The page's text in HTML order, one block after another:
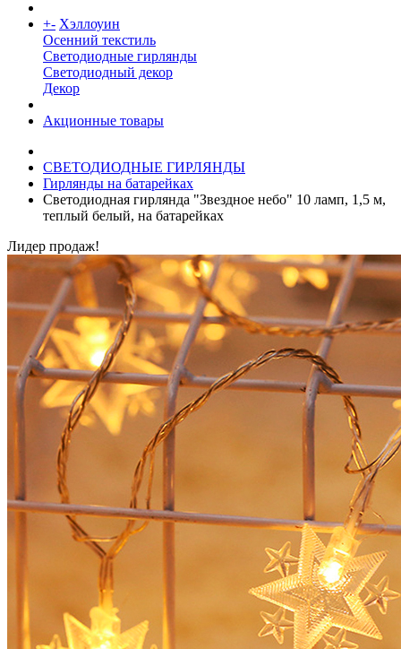
+- Хэллоуин
Осенний текстиль
Светодиодные гирлянды
Светодиодный декор
Декор
Акционные товары
СВЕТОДИОДНЫЕ ГИРЛЯНДЫ
Гирлянды на батарейках
Светодиодная гирлянда "Звездное небо" 10 ламп, 1,5 м,
теплый белый, на батарейках
Лидер продаж!